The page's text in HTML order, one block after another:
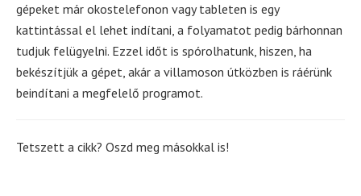
gépeket már okostelefonon vagy tableten is egy
kattintással el lehet indítani, a folyamatot pedig bárhonnan
tudjuk felügyelni. Ezzel időt is spórolhatunk, hiszen, ha
bekészítjük a gépet, akár a villamoson útközben is ráérünk
beindítani a megfelelő programot.
Tetszett a cikk? Oszd meg másokkal is!